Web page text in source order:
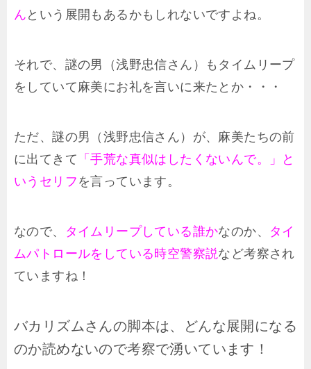
ん という展開もあるかもしれないですよね。
それで、謎の男（浅野忠信さん）もタイムリープ
をしていて麻美にお礼を言いに来たとか・・・
ただ、謎の男（浅野忠信さん）が、麻美たちの前
に出てきて 「手荒な真似はしたくないんで。」と
いうセリフ を言っています。
なので、 タイムリープしている誰かなのか、 タイ
ムパトロールをしている時空警察説など考察され
ていますね！
バカリズムさんの脚本は、どんな展開になる
のか読めないので考察で湧いています！